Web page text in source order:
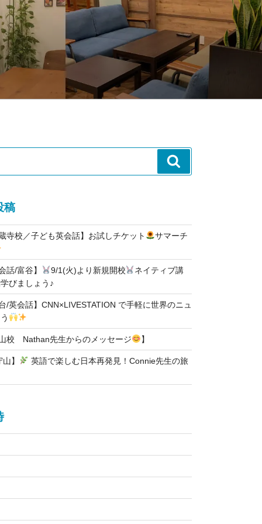
索
稿
寺校／子ども英会話】お試しチケット
サマーチ
話/富谷】 9/1(火)より新規開校
ネイティブ講
びましょう♪
/英会話】CNN×LIVESTATION で手軽に世界のニュ
山校 Nathan先生からのメッセージ 】
】
英語で楽しむ日本再発見！Connie先生の旅